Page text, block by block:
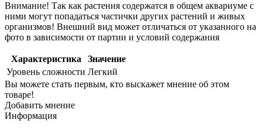
Внимание! Так как растения содержатся в общем аквариуме с
ними могут попадаться частички других растений и живых
организмов! Внешний вид может отличаться от указанного на
фото в зависимости от партии и условий содержания
Характеристика
Значение
Уровень сложности Легкий
Вы можете стать первым, кто выскажет мнение об этом
товаре!
Добавить мнение
Информация